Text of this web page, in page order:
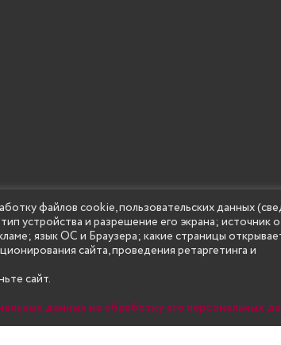
файлов cookie, пользовательских данных
устройства и разрешение его экрана; источник
язык ОС и Браузера; какие страницы
сайта, проведения ретаргетинга и
сайт.
данных на обработку его персональных